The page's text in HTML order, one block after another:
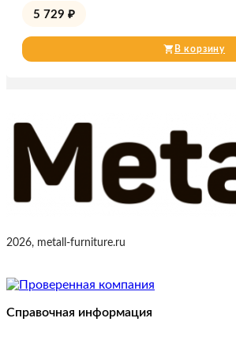
5 729 ₽
В корзину
2026, metall-furniture.ru
Справочная информация